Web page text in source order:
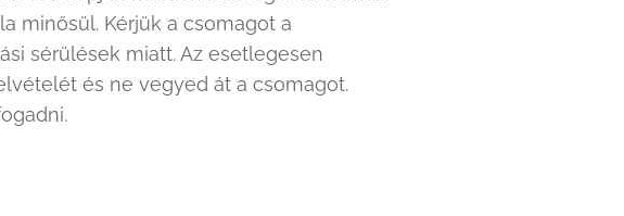
minősül. Kérjük a csomagot a
sérülések miatt. Az esetlegesen
és ne vegyed át a csomagot.